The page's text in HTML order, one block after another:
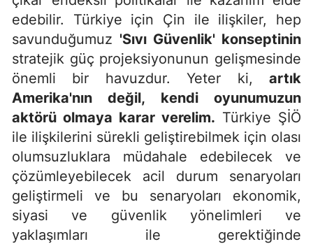
edebilir. Türkiye için Çin ile ilişkiler, hep
savunduğumuz 'Sıvı Güvenlik' konseptinin
stratejik güç projeksiyonunun gelişmesinde
önemli bir havuzdur. Yeter ki, artık
Amerika'nın değil, kendi oyunumuzun
aktörü olmaya karar verelim. Türkiye ŞİÖ
ile ilişkilerini sürekli geliştirebilmek için olası
olumsuzluklara müdahale edebilecek ve
çözümleyebilecek acil durum senaryoları
geliştirmeli ve bu senaryoları ekonomik,
siyasi ve güvenlik yönelimleri ve
yaklaşımları ile gerektiğinde